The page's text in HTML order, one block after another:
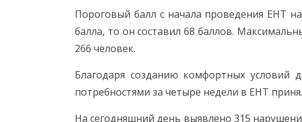
Пороговый балл с начала проведения ЕНТ
балла, то он составил 68 баллов.
266 человек.
Благодаря созданию комфортных условий
потребностями за четыре недели в ЕНТ
На сегодняшний день выявлено 315